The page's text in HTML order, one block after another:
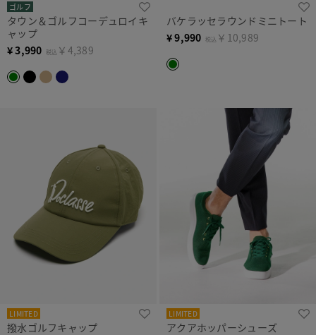
ゴルフ
タウン＆ゴルフコーデュロイキ
ャップ
¥3,990 税込 ￥4,389
バケラッセラウンドミニトート
¥9,990 税込 ￥10,989
LIMITED
撥水ゴルフキャップ
LIMITED
アクアホッパーシューズ